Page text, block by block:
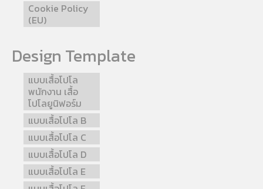
Cookie Policy
(EU)
Design Template
แบบเสื้อโปโล
พนักงาน เสื้อ
โปโลยูนิฟอร์ม
แบบเสื้อโปโล B
แบบเสื้อโปโล C
แบบเสื้อโปโล D
แบบเสื้อโปโล E